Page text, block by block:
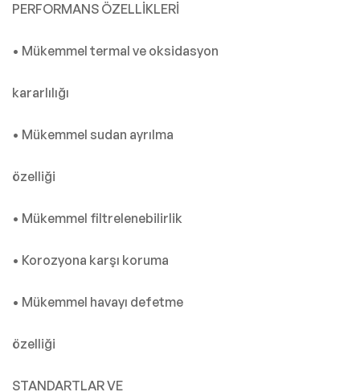
PERFORMANS ÖZELLİKLERİ
• Mükemmel termal ve oksidasyon
kararlılığı
• Mükemmel sudan ayrılma
özelliği
• Mükemmel filtrelenebilirlik
• Korozyona karşı koruma
• Mükemmel havayı defetme
özelliği
STANDARTLAR VE